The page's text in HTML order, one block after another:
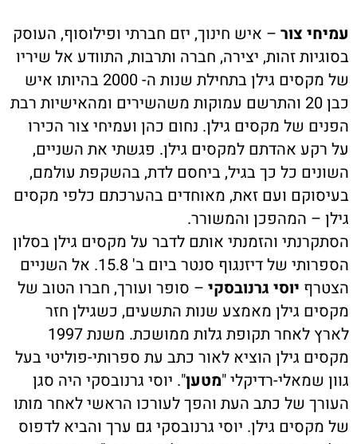
עמיחי צור – איש חינוך, יזם חברתי ופילוסוף, העוסק
בסוגיות זהות, יצירה, חברה ותרבות, התוודע אל שיריו
של מקסים גילן בתחילת שנות ה- 2000 בהיותו איש
כבן 20 והתרשם עמוקות משהשירים ומהאישיות רבת
הפנים של מקסים גילן. נחום כהן ועמיחי צור הכירו
על רקע אהדתם למקסים גילן. פגשתי את השניים,
השונים כל כך בגיל, ביחסם לדת, בהשקפת עולמם,
בעיסוקם ועם זאת, מאוחדים בהערכתם כלפי מקסים
גילן – המהפכן והמשורר.
הסתקרנתי והזמנתי אותם לדבר על מקסים גילן בסלון
הספרותי של דיזנגוף סנטר ביום ב' 15.8. אל השניים
הצטרף יוסי גרנובסקי – סופר ועורך, חברו הטוב של
מקסים גילן מאמצע שנות התשעים, כשגילן חזר
לארץ לאחר תקופת גלות ממושכת. משנת 1997
מקסים גילן הוציא לאור כתב עת ספרותי-פוליטי בעל
גוון שמאלי-רדיקלי "מטען". יוסי גרנובסקי היה סגן
העורך של כתב העת והפך לעורכו הראשי לאחר מותו
של מקסים גילן. יוסי גרנובסקי גם ערך והביא לדפוס